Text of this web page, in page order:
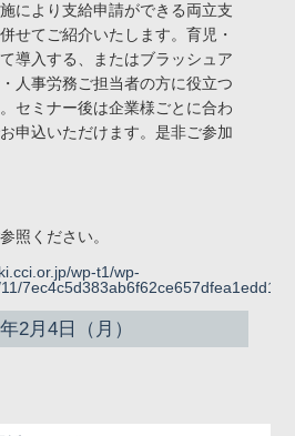
により支給申請ができる両立支
せてご紹介いたします。育児・
導入する、またはブラッシュア
人事労務ご担当者の方に役立つ
セミナー後は企業様ごとに合わ
申込いただけます。是非ご参加
照ください。
wp-t1/wp-
2月4日（月）